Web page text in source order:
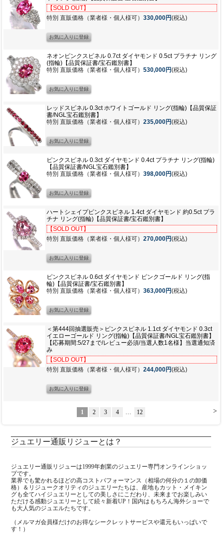
【SOLD OUT】
特別 直販価格（業者様・個人様可） 330,000円(税込)
ネオンピンクスピネル 0.7ct ダイヤモンド 0.5ct プラチナ リング
(指輪)【品質保証書/宝石鑑別書】
特別 直販価格（業者様・個人様可） 530,000円(税込)
レッドスピネル 0.3ct ホワイトゴールド リング(指輪)【品質保証
書/NGL宝石鑑別書】
特別 直販価格（業者様・個人様可） 235,000円(税込)
ピンクスピネル 0.3ct ダイヤモンド 0.4ct プラチナ リング(指輪)
【品質保証書/NGL宝石鑑別書】
特別 直販価格（業者様・個人様可） 398,000円(税込)
ハートシェイプピンクスピネル 1.4ct ダイヤモンド 約0.5ct プラ
チナ リング(指輪)【品質保証書/宝石鑑別書】
【SOLD OUT】
特別 直販価格（業者様・個人様可） 270,000円(税込)
ピンクスピネル 0.6ct ダイヤモンド ピンクゴールド リング(指
輪)【品質保証書/宝石鑑別書】
特別 直販価格（業者様・個人様可） 363,000円(税込)
＜第444回抽選販売＞ピンクスピネル 1.1ct ダイヤモンド 0.3ct
イエローゴールド リング(指輪)【品質保証書/NGL宝石鑑別書】
【応募期間:5/27まで/レビュー必須/当選人数1名様】当選通知済
み
【SOLD OUT】
特別 直販価格（業者様・個人様可） 244,000円(税込)
>
1 2 3 4 12
ジュエリー通販リジューとは？
ジュエリー通販リジューは1999年創業のジュエリー専門オンラインショッ
プです。
業界でも驚かれるほどの高コストパフォーマンス（相場の何分の１の卸価
格）＆リジュークオリティのジュエリーたちは、産地もカット・メイキン
グも全てハイジュエリーとしての美しさにこだわり、未来までお楽しみい
ただける感動ジュエリーとして続々新着UP！国内はもちろん海外ショーで
も大人気のジュエルたちです。
（メルマガ会員様だけのお得なシークレットサービスや還元もいっぱいで
す！）